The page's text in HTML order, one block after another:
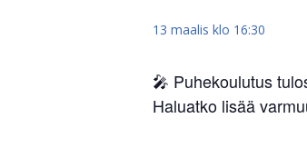
13 maalis klo 16:30
🎤 Puhekoulutus
Haluatko lisää